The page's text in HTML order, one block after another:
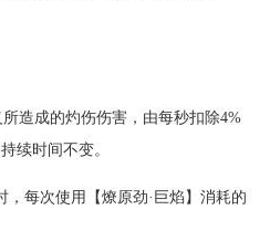
造成的灼伤伤害，由每秒扣除4%
续时间不变。
，每次使用【燎原劲·巨焰】消耗的